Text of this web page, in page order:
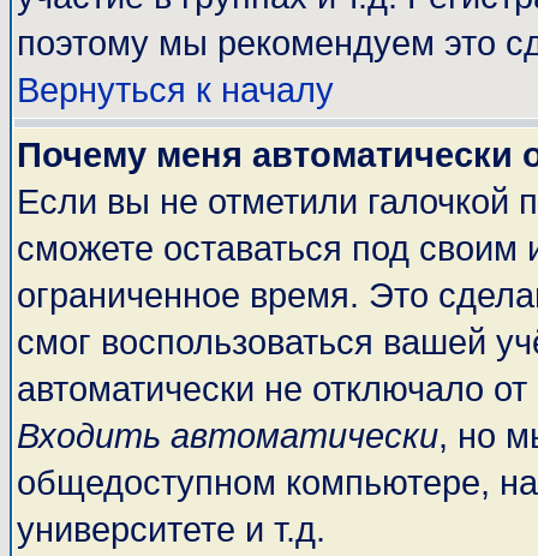
поэтому мы рекомендуем это
Вернуться к началу
Почему меня автоматически
Если вы не отметили галочкой
сможете оставаться под
ограниченное время. Это
смог воспользоваться вашей
автоматически не отключало
Входить автоматически, но
общедоступном компьютере,
университете и т.д.